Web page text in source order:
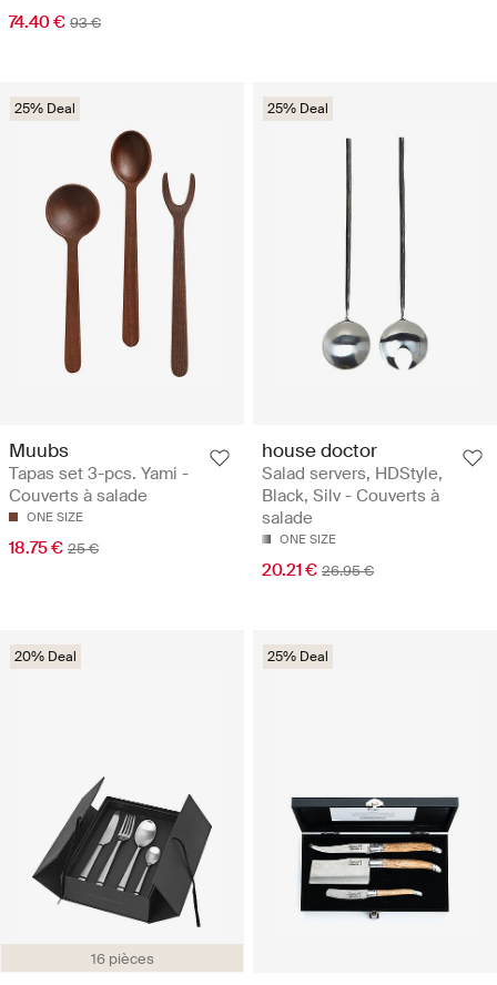
74.40 € 93 €
25% Deal
Muubs
Tapas set 3-pcs. Yami -
Couverts à salade
ONE SIZE
18.75 € 25 €
25% Deal
house doctor
Salad servers, HDStyle,
Black, Silv - Couverts à
salade
ONE SIZE
20.21 € 26.95 €
16 pièces
20% Deal 25% Deal